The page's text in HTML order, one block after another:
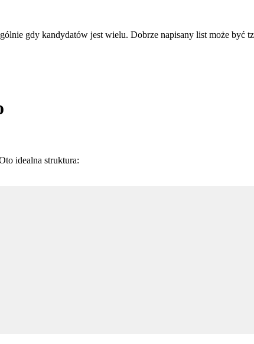
gdy kandydatów jest wielu. Dobrze napisany list może być
idealna struktura: